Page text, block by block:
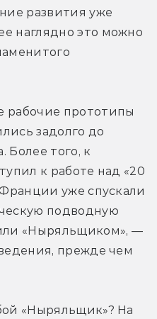
развития уже
наглядно это можно
рабочие прототипы
задолго до
Более того, к
к работе над «20
уже спускали
подводную
«Ныряльщиком», —
прежде чем
«Ныряльщик»? На